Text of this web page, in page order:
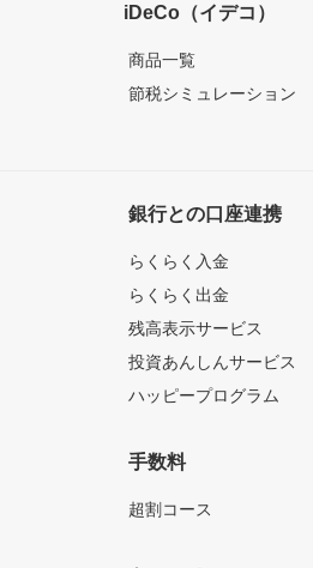
iDeCo（イデコ）
商品一覧
節税シミュレーション
銀行との口座連携
らくらく入金
らくらく出金
残高表示サービス
投資あんしんサービス
ハッピープログラム
手数料
超割コース